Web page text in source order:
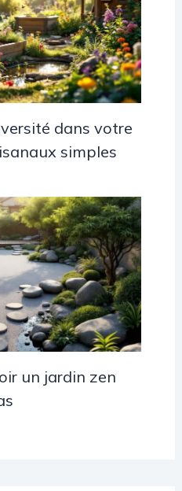
dans votre
simples
un jardin zen